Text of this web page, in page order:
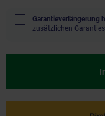
Garantieverlängerung
zusätzlichen